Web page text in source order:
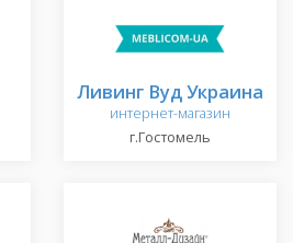
Ливинг Вуд Украина
интернет-магазин
г.Гостомель